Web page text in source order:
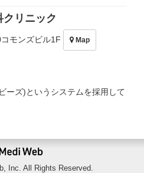
リニック
モンズビル1F Map
ーズ)というシステムを採用して
Inc. All Rights Reserved.